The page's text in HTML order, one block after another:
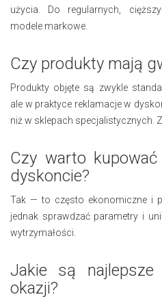
użycia. Do regularnych,
modele markowe.
Czy produkty mają
Produkty objęte są zwykle
ale w praktyce reklamacje w
niż w sklepach specjalistycznych.
Czy warto
dyskoncie?
Tak — to często ekonomiczne i
jednak sprawdzać parametry i
wytrzymałości.
Jakie są najlepsze
okazji?